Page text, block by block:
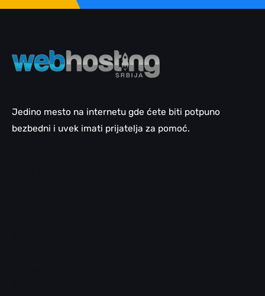
Jedino mesto na internetu gde ćete biti potpuno
bezbedni i uvek imati prijatelja za pomoć.